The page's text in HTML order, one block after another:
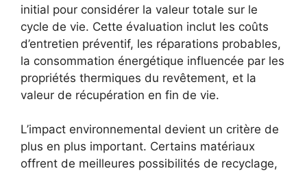
initial pour considérer la valeur totale sur le
cycle de vie. Cette évaluation inclut les coûts
d’entretien préventif, les réparations probables,
la consommation énergétique influencée par les
propriétés thermiques du revêtement, et la
valeur de récupération en fin de vie.
L’impact environnemental devient un critère de
plus en plus important. Certains matériaux
offrent de meilleures possibilités de recyclage,